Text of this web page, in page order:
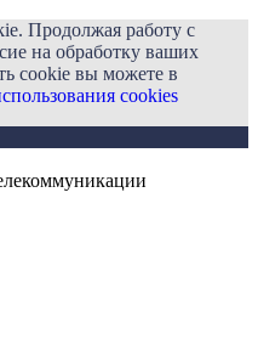
Продолжая работу с
на обработку ваших
cookie вы можете в
cookies